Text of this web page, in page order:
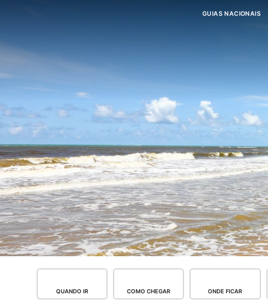
GUIAS NACIONAIS
QUANDO IR COMO CHEGAR ONDE FICAR